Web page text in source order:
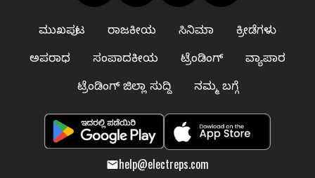
ಮುಖಪುಟ ರಾಜಕೀಯ ಸಿನಿಮಾ
ಕ್ರೀಡೆಗಳು
ಅಪರಾಧ
ಸಂಪಾದಕೀಯ ಟ್ರೆಂಡಿಂಗ್
ವ್ಯಾಪಾರ
ಟ್ರೆಂಡಿಂಗ್ ಜಿಲ್ಲಾ ಸುದ್ದಿ
ನಮ್ಮ ಬಗ್ಗೆ
help@electreps.com